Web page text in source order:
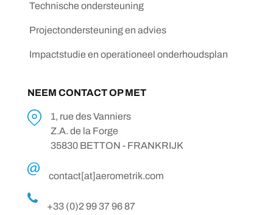
Technische ondersteuning
Projectondersteuning en advies
Impactstudie en operationeel onderhoudsplan
NEEM CONTACT OP MET
1, rue des Vanniers
Z.A. de la Forge
35830 BETTON - FRANKRIJK
contact[at]aerometrik.com
+33 (0)2 99 37 96 87